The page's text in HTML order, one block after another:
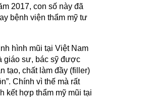
2017, con số này đã
bệnh viện thẩm mỹ tư
hình mũi tại Việt Nam
giáo sư, bác sỹ được
tạo, chất làm đầy (filler)
Chính vì thế mà rất
kết hợp thẩm mỹ mũi tại